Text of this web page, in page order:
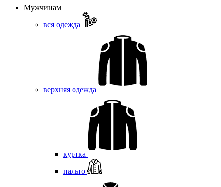
Мужчинам
вся одежда
верхняя одежда
куртка
пальто